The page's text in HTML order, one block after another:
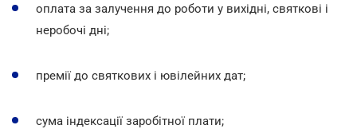
оплата за залучення до роботи у вихідні, святкові і
неробочі дні;
премії до святкових і ювілейних дат;
сума індексації заробітної плати;